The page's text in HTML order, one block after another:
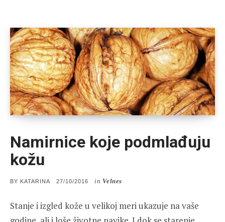
Namirnice koje podmlađuju
kožu
BY KATARINA
POSTED
27/10/2016 in Velnes
Stanje i izgled kože u velikoj meri ukazuje na vaše